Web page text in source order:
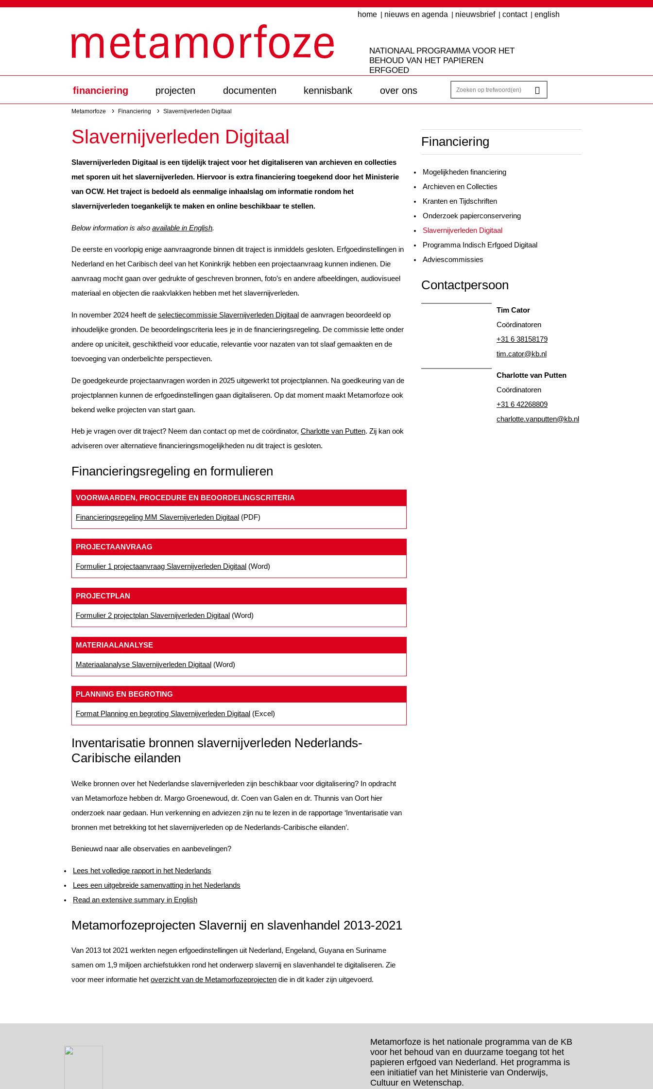
Overslaan
menu
home nieuws en agenda nieuwsbrief contact english
NATIONAAL PROGRAMMA VOOR HET
BEHOUD VAN HET PAPIEREN
ERFGOED
Hoofdnavigatie
financiering projecten documenten kennisbank over ons
Metamorfoze Financiering Slavernijverleden Digitaal
Slavernijverleden Digitaal
Slavernijverleden Digitaal is een tijdelijk traject voor het digitaliseren van archieven en collecties
met sporen uit het slavernijverleden. Hiervoor is extra financiering toegekend door het Ministerie
van OCW. Het traject is bedoeld als eenmalige inhaalslag om informatie rondom het
slavernijverleden toegankelijk te maken en online beschikbaar te stellen.
Below information is also available in English.
De eerste en voorlopig enige aanvraagronde binnen dit traject is inmiddels gesloten. Erfgoedinstellingen in
Nederland en het Caribisch deel van het Koninkrijk hebben een projectaanvraag kunnen indienen. Die
aanvraag mocht gaan over gedrukte of geschreven bronnen, foto’s en andere afbeeldingen, audiovisueel
materiaal en objecten die raakvlakken hebben met het slavernijverleden.
In november 2024 heeft de selectiecommissie Slavernijverleden Digitaal de aanvragen beoordeeld op
inhoudelijke gronden. De beoordelingscriteria lees je in de financieringsregeling. De commissie lette onder
andere op uniciteit, geschiktheid voor educatie, relevantie voor nazaten van tot slaaf gemaakten en de
toevoeging van onderbelichte perspectieven.
De goedgekeurde projectaanvragen worden in 2025 uitgewerkt tot projectplannen. Na goedkeuring van de
projectplannen kunnen de erfgoedinstellingen gaan digitaliseren. Op dat moment maakt Metamorfoze ook
bekend welke projecten van start gaan.
Heb je vragen over dit traject? Neem dan contact op met de coördinator, Charlotte van Putten. Zij kan ook
adviseren over alternatieve financieringsmogelijkheden nu dit traject is gesloten.
Financieringsregeling en formulieren
VOORWAARDEN, PROCEDURE EN BEOORDELINGSCRITERIA
Financieringsregeling MM Slavernijverleden Digitaal (PDF)
PROJECTAANVRAAG
Formulier 1 projectaanvraag Slavernijverleden Digitaal (Word)
PROJECTPLAN
Formulier 2 projectplan Slavernijverleden Digitaal (Word)
MATERIAALANALYSE
Materiaalanalyse Slavernijverleden Digitaal (Word)
PLANNING EN BEGROTING
Format Planning en begroting Slavernijverleden Digitaal (Excel)
Inventarisatie bronnen slavernijverleden Nederlands-
Caribische eilanden
Welke bronnen over het Nederlandse slavernijverleden zijn beschikbaar voor digitalisering? In opdracht
van Metamorfoze hebben dr. Margo Groenewoud, dr. Coen van Galen en dr. Thunnis van Oort hier
onderzoek naar gedaan. Hun verkenning en adviezen zijn nu te lezen in de rapportage ‘Inventarisatie van
bronnen met betrekking tot het slavernijverleden op de Nederlands-Caribische eilanden’.
Benieuwd naar alle observaties en aanbevelingen?
Lees het volledige rapport in het Nederlands
Lees een uitgebreide samenvatting in het Nederlands
Read an extensive summary in English
Metamorfozeprojecten Slavernij en slavenhandel 2013-2021
Van 2013 tot 2021 werkten negen erfgoedinstellingen uit Nederland, Engeland, Guyana en Suriname
samen om 1,9 miljoen archiefstukken rond het onderwerp slavernij en slavenhandel te digitaliseren. Zie
voor meer informatie het overzicht van de Metamorfozeprojecten die in dit kader zijn uitgevoerd.
Financiering
Mogelijkheden financiering
Archieven en Collecties
Kranten en Tijdschriften
Onderzoek papierconservering
Slavernijverleden Digitaal
Programma Indisch Erfgoed Digitaal
Adviescommissies
Contactpersoon
Tim Cator
Coördinatoren
+31 6 38158179
tim.cator@kb.nl
Charlotte van Putten
Coördinatoren
+31 6 42268809
charlotte.vanputten@kb.nl
Metamorfoze is het nationale programma van de KB
voor het behoud van en duurzame toegang tot het
papieren erfgoed van Nederland. Het programma is
een initiatief van het Ministerie van Onderwijs,
Cultuur en Wetenschap.